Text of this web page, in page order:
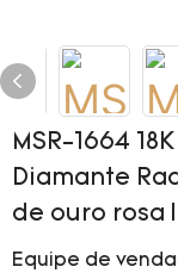
MSR-1664
Diamante
de ouro rosa
Equipe de